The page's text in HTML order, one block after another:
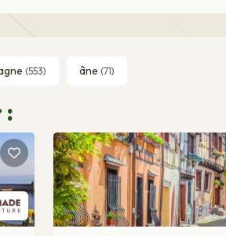
(553) âne (71)
: